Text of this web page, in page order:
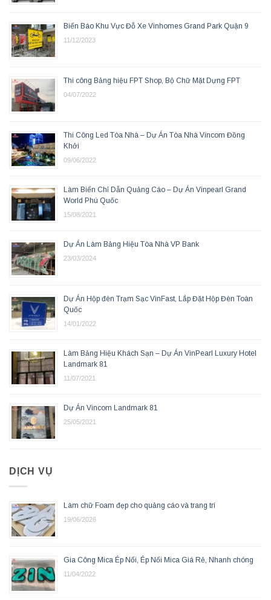
Biển Báo Khu Vực Đỗ Xe Vinhomes Grand Park Quận 9
11/12/2023
Thi công Bảng hiệu FPT Shop, Bộ Chữ Mặt Dựng FPT
04/07/2022
Thi Công Led Tòa Nhà – Dự Án Tòa Nhà Vincom Đồng
Khởi
09/06/2022
Làm Biển Chỉ Dẫn Quảng Cáo – Dự Án Vinpearl Grand
World Phú Quốc
15/08/2021
Dự Án Làm Bảng Hiệu Tòa Nhà VP Bank
23/03/2024
Dự Án Hộp đèn Trạm Sạc VinFast, Lắp Đặt Hộp Đèn Toàn
Quốc
14/01/2022
Làm Bảng Hiệu Khách Sạn – Dự Án VinPearl Luxury Hotel
Landmark 81
11/07/2021
Dự Án Vincom Landmark 81
25/05/2021
DỊCH VỤ
Làm chữ Foam đẹp cho quảng cáo và trang trí
19/06/2026
Gia Công Mica Ép Nổi, Ép Nổi Mica Giá Rẻ, Nhanh chóng
11/04/2022